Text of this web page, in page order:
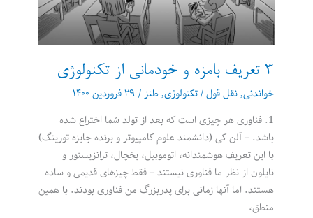
3 تعریف بامزه و خودمانی از تکنولوژی
خواندنی,نقل قول/تکنولوژی,طنز / ۲۹ فروردین ۱۴۰۰
1. فناوری هر چیزی است که بعد از تولد شما اختراع شده
باشد. – آلن کی (دانشمند علوم کامپیوتر و برنده جایزه تورینگ)
با این تعریف هوشمندانه، اتوموبیل، یخچال، ترانزیستور و
نایلون از نظر ما فناوری نیستند – فقط چیزهای قدیمی و ساده
هستند. اما آنها زمانی برای پدربزرگ من فناوری بودند. با همین
منطق،